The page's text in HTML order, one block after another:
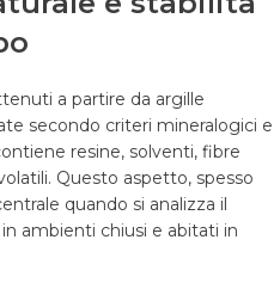
a partire da argille
secondo criteri mineralogici e
resine, solventi, fibre
Questo aspetto, spesso
quando si analizza il
ambienti chiusi e abitati in